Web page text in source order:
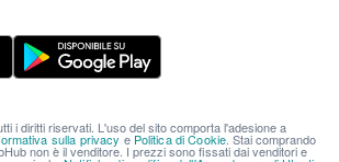
i diritti riservati. L'uso del sito comporta l'adesione a
sulla privacy e Politica di Cookie. Stai comprando
non è il venditore. I prezzi sono fissati dai venditori e